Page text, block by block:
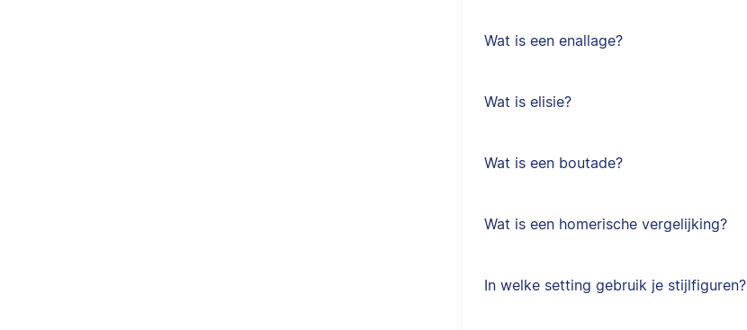
Wat is een enallage?
Wat is elisie?
Wat is een boutade?
Wat is een homerische vergelijking?
In welke setting gebruik je stijlfiguren?